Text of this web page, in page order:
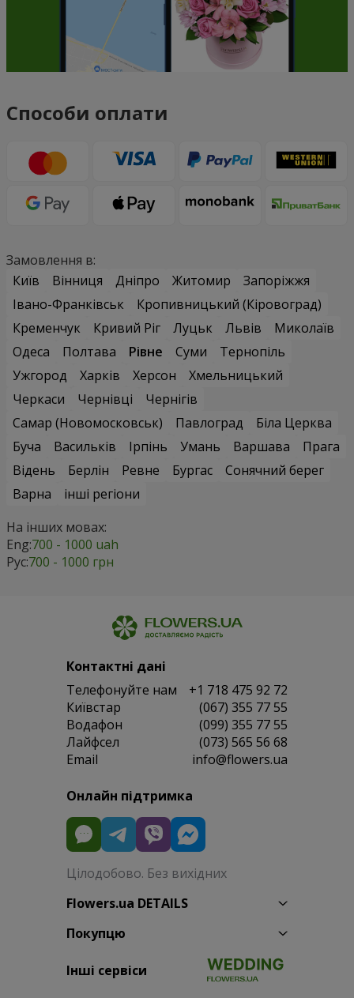
Способи оплати
Замовлення в:
Київ
Вінниця Дніпро Житомир
Запоріжжя
Івано-Франківськ
Кропивницький (Кіровоград)
Кременчук
Кривий Ріг Луцьк Львів
Миколаїв
Одеса
Полтава Рівне Суми
Тернопіль
Ужгород
Харків Херсон
Хмельницький
Черкаси
Чернівці
Чернігів
Самар (Новомосковськ)
Павлоград
Біла Церква
Буча
Васильків Ірпінь Умань Варшава
Прага
Відень
Берлін Ревне Бургас
Сонячний берег
Варна
інші регіони
На інших мовах:
Eng:700 - 1000 uah
Рус:700 - 1000 грн
Контактні дані
Телефонуйте нам
+1 718 475 92 72
Київстар
(067) 355 77 55
Водафон
(099) 355 77 55
Лайфсел
(073) 565 56 68
Email
info@flowers.ua
Онлайн підтримка
Цілодобово. Без вихідних
Flowers.ua DETAILS
Покупцю
Інші сервіси